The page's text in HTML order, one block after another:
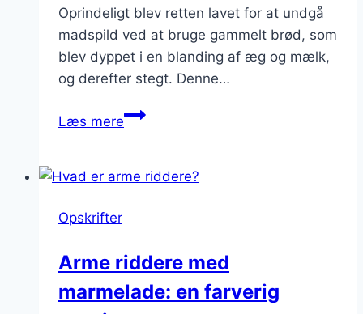
Oprindeligt blev retten lavet for at undgå
madspild ved at bruge gammelt brød, som
blev dyppet i en blanding af æg og mælk,
og derefter stegt. Denne…
Læs mereArme
nutella
himmelsk
kombination
Opskrifter
Arme riddere med
marmelade: en farverig